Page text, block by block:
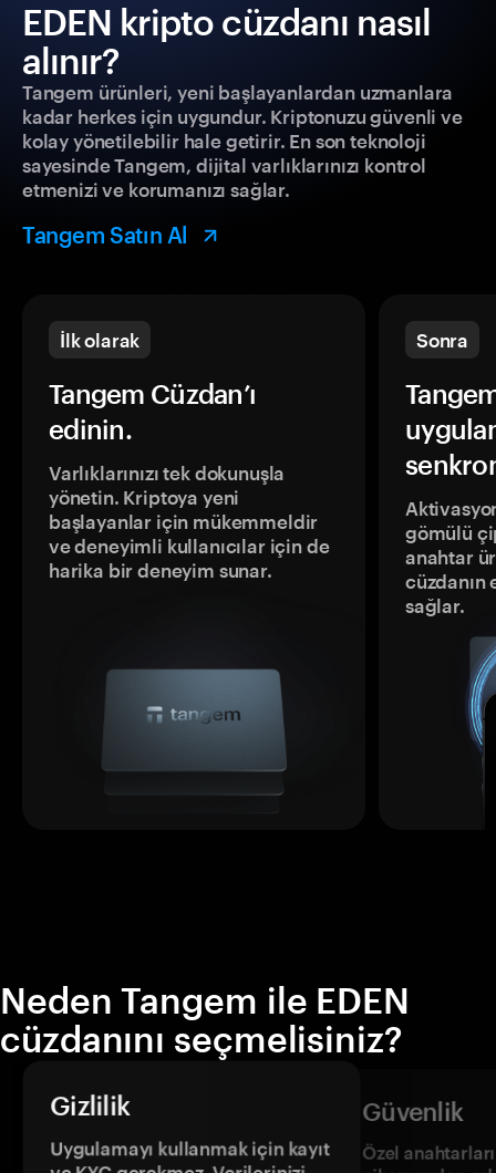
EDEN kripto cüzdanı nasıl
alınır?
Tangem ürünleri, yeni başlayanlardan uzmanlara
kadar herkes için uygundur. Kriptonuzu güvenli ve
kolay yönetilebilir hale getirir. En son teknoloji
sayesinde Tangem, dijital varlıklarınızı kontrol
etmenizi ve korumanızı sağlar.
Tangem Satın Al
İlk olarak
Tangem Cüzdan’ı
edinin.
Varlıklarınızı tek dokunuşla
yönetin. Kriptoya yeni
başlayanlar için mükemmeldir
ve deneyimli kullanıcılar için de
harika bir deneyim sunar.
Sonra
gömülü
anahtar
sağlar.
Neden Tangem ile EDEN
cüzdanını seçmelisiniz?
Gizlilik
Uygulamayı kullanmak için kayıt
Güvenlik
Özel